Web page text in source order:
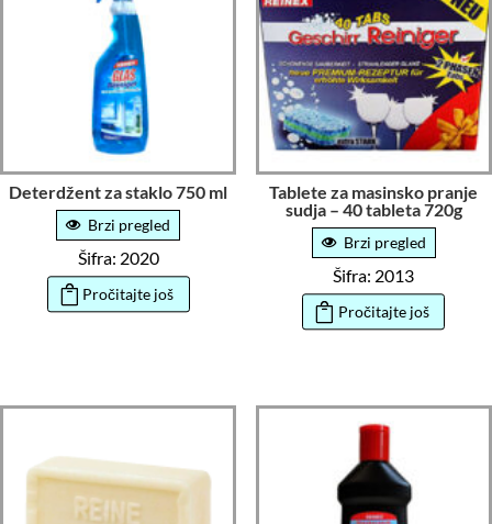
Deterdžent za staklo 750 ml
Brzi pregled
Šifra: 2020
Pročitajte još
Tablete za masinsko pranje
sudja – 40 tableta 720g
Brzi pregled
Šifra: 2013
Pročitajte još